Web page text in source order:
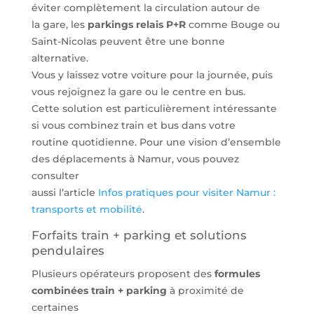
éviter complètement la circulation autour de
la gare, les parkings relais P+Rcomme Bouge ou
Saint-Nicolas peuvent être une bonne
alternative.
Vous y laissez votre voiture pour la journée, puis
vous rejoignez la gare ou le centre en bus.
Cette solution est particulièrement intéressante
si vous combinez train et bus dans votre
routine quotidienne. Pour une vision d’ensemble
des déplacements à Namur, vous pouvez
consulter
aussi l’article Infos pratiques pour visiter Namur :
transports et mobilité.
Forfaits train + parking et solutions
pendulaires
Plusieurs opérateurs proposent des formules
combinées train + parking à proximité de
certaines